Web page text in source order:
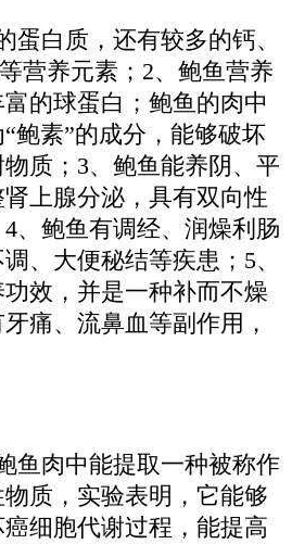
蛋白质，还有较多的钙、
营养元素；2、鲍鱼营养
的球蛋白；鲍鱼的肉中
鲍素”的成分，能够破坏
质；3、鲍鱼能养阴、平
上腺分泌，具有双向性
、鲍鱼有调经、润燥利肠
、大便秘结等疾患；5、
效，并是一种补而不燥
痛、流鼻血等副作用，
鱼肉中能提取一种被称作
质，实验表明，它能够
细胞代谢过程，能提高